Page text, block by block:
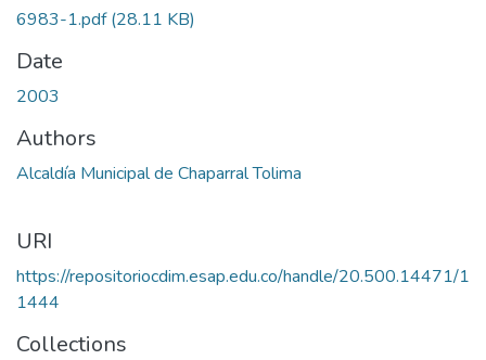
6983-1.pdf(28.11 KB)
Date
2003
Authors
Alcaldía Municipal de Chaparral Tolima
URI
https://repositoriocdim.esap.edu.co/handle/20.500.14471/1
1444
Collections